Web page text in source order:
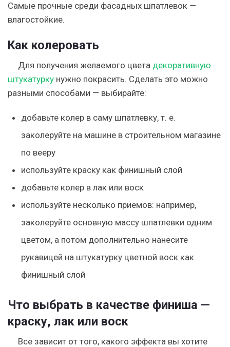
Самые прочные среди фасадных шпатлевок —
влагостойкие.
Как колеровать
Для получения желаемого цвета декоративную
штукатурку нужно покрасить. Сделать это можно
разными способами — выбирайте:
добавьте колер в саму шпатлевку, т. е.
заколеруйте на машине в строительном магазине
по вееру
используйте краску как финишный слой
добавьте колер в лак или воск
используйте несколько приемов: например,
заколеруйте основную массу шпатлевки одним
цветом, а потом дополнительно нанесите
рукавицей на штукатурку цветной воск как
финишный слой
Что выбрать в качестве финиша —
краску, лак или воск
Все зависит от того, какого эффекта вы хотите